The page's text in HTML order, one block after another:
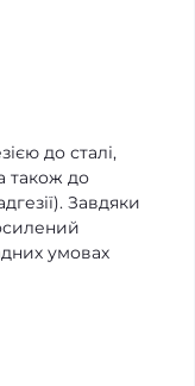
до сталі,
також до
Завдяки
умовах